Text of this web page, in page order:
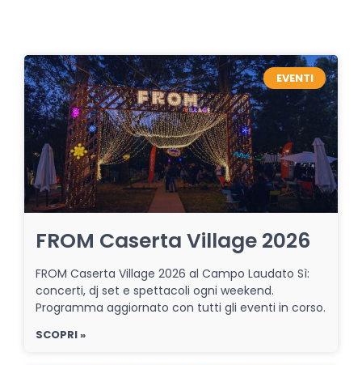
EVENTI
FROM Caserta Village 2026
FROM Caserta Village 2026 al Campo Laudato Sì:
concerti, dj set e spettacoli ogni weekend.
Programma aggiornato con tutti gli eventi in corso.
SCOPRI »